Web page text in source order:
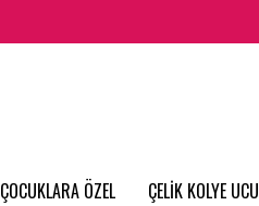
ÇOCUKLARA ÖZEL ÇELİK KOLYE UCU